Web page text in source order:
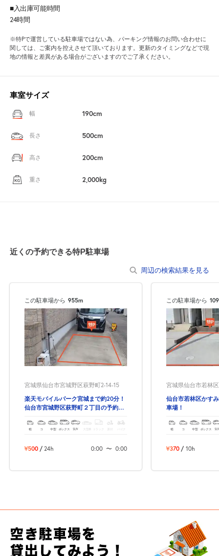
■入出庫可能時間
24時間
※特Pで運営している駐車場ではない為、パーキング情報のお問い合わせに
関しては、ご案内を控えさせて頂いております。更新のタイミングなどで現
地の情報と差異がある場合がございますのでご了承ください。
車室サイズ
幅 190cm
長さ 500cm
高さ 200cm
重さ 2,000kg
近くの予約できる特P駐車場
周辺の検索結果を見る
この駐車場から 955m
宮城県仙台市宮城野区萩野町2-14-15
楽天モバイルパーク宮城まで約20分！
仙台市宮城野区萩野町２丁目の予約で
軽 コ 中型 ボックス SUV トラック バイク
¥500 / 24h 0:00 〜 0:00
この駐車場から
宮城県仙台市若林
仙台市若林区かす
車場！
軽 コ 中型 ボックス
¥370 / 10h